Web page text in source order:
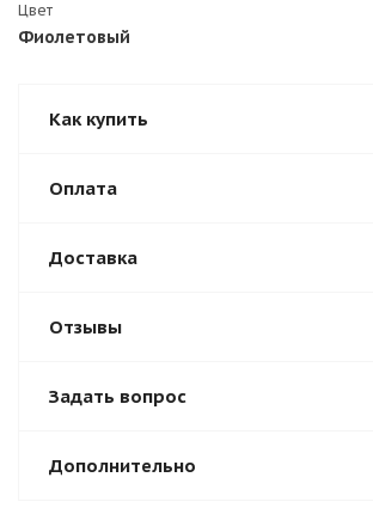
Цвет
Фиолетовый
Как купить
Оплата
Доставка
Отзывы
Задать вопрос
Дополнительно